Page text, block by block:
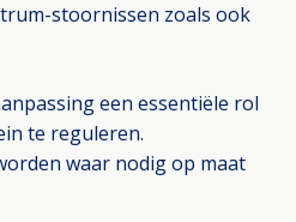
stoornissen zoals ook
een essentiële rol
te reguleren.
waar nodig op maat